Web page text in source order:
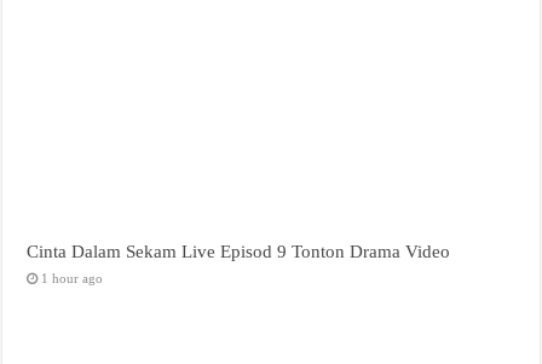
Cinta Dalam Sekam Live Episod 9 Tonton Drama Video
1 hour ago